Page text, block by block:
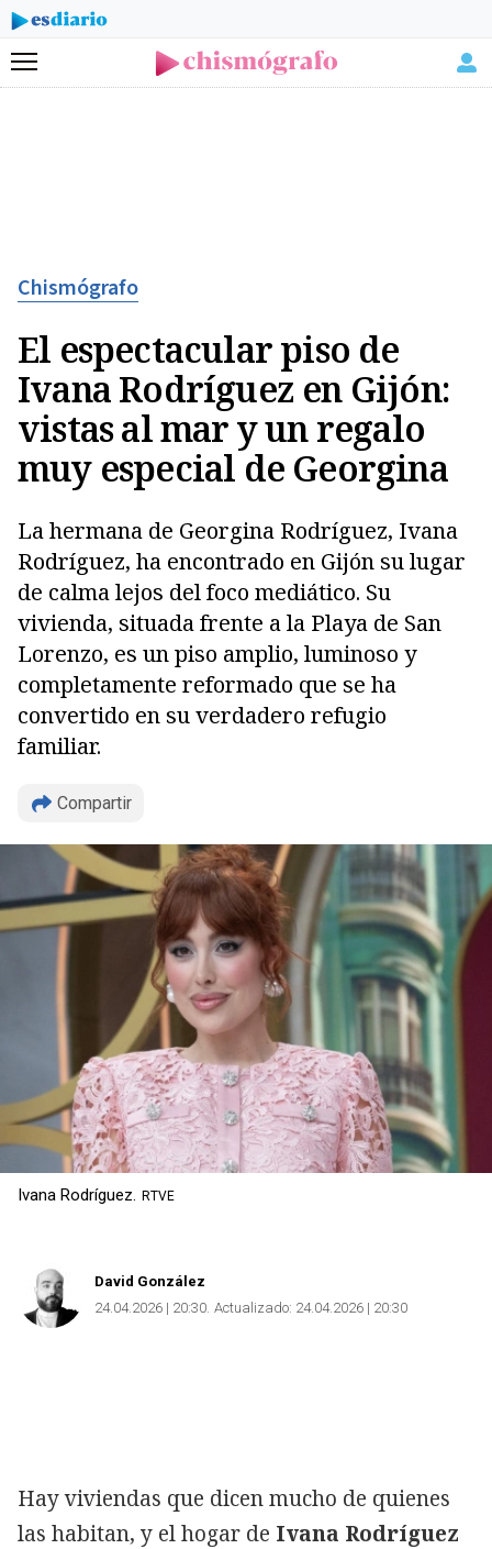
Menú
Chismógrafo
El espectacular piso de
Ivana Rodríguez en Gijón:
vistas al mar y un regalo
muy especial de Georgina
La hermana de Georgina Rodríguez, Ivana
Rodríguez, ha encontrado en Gijón su lugar
de calma lejos del foco mediático. Su
vivienda, situada frente a la Playa de San
Lorenzo, es un piso amplio, luminoso y
completamente reformado que se ha
convertido en su verdadero refugio
familiar.
Compartir
Copiar
Ivana Rodríguez. RTVE
David González
24.04.2026 | 20:30 Actualizado: 24.04.2026 | 20:30
Hay viviendas que dicen mucho de quienes
las habitan, y el hogar de Ivana Rodríguez